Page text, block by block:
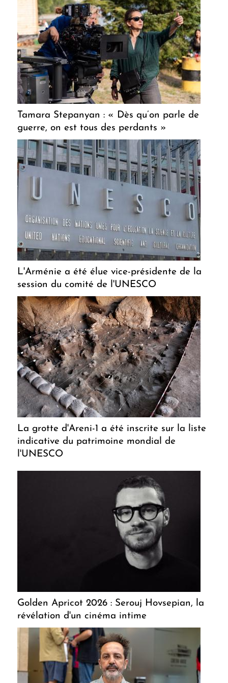
Tamara Stepanyan : « Dès qu’on parle de
guerre, on est tous des perdants »
L'Arménie a été élue vice-présidente de la
session du comité de l'UNESCO
La grotte d'Areni-1 a été inscrite sur la liste
indicative du patrimoine mondial de
l'UNESCO
Golden Apricot 2026 : Serouj Hovsepian, la
révélation d'un cinéma intime